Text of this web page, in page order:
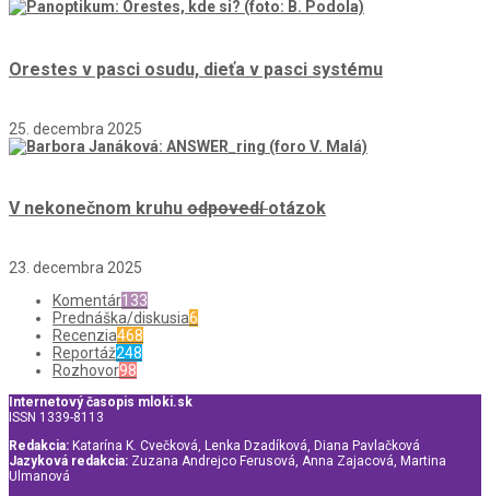
Orestes v pasci osudu, dieťa v pasci systému
25. decembra 2025
V nekonečnom kruhu odpovedíotázok
23. decembra 2025
Komentár133
Prednáška/diskusia6
Recenzia468
Reportáž248
Rozhovor98
Internetový časopis mloki.sk
ISSN 1339-8113
Redakcia: Katarína K. Cvečková, Lenka Dzadíková, Diana Pavlačková
Jazyková redakcia: Zuzana Andrejco Ferusová, Anna Zajacová, Martina
Ulmanová